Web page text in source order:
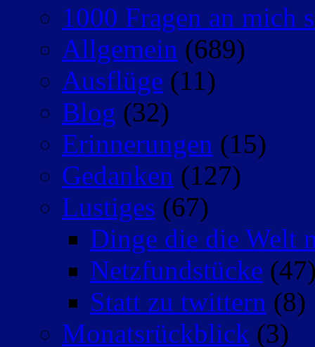
1000 Fragen an mich
Allgemein (689)
Ausflüge (11)
Blog (32)
Erinnerungen (15)
Gedanken (127)
Lustiges (67)
Dinge die die Welt
Netzfundstücke
Statt zu twittern (8)
Monatsrückblick (3)